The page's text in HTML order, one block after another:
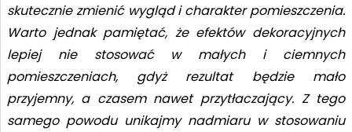
skutecznie zmienić wygląd i charakter pomieszczenia.
Warto jednak pamiętać, że efektów dekoracyjnych
lepiej nie stosować w małych i ciemnych
pomieszczeniach, gdyż rezultat będzie mało
przyjemny, a czasem nawet przytłaczający. Z tego
samego powodu unikajmy nadmiaru w stosowaniu